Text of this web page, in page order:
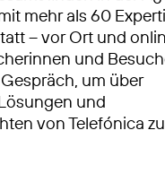
mehr als 60
– vor Ort und
und
um über
und
von Telefónica zu